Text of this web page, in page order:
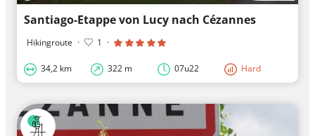
Santiago-Etappe von Lucy nach Cézannes
Hikingroute · 1 ·
34,2 km 322 m 07u22 Hard